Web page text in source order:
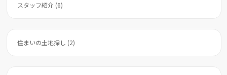
スタッフ紹介 (6)
住まいの土地探し (2)